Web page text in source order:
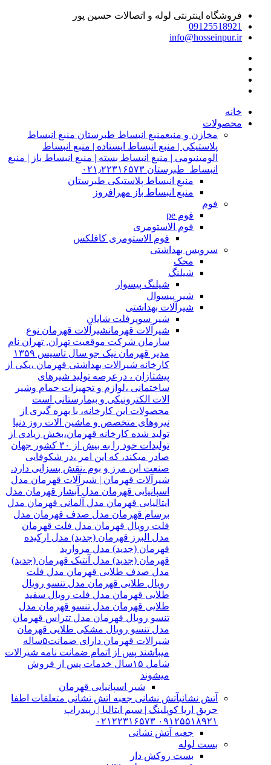
فروشگاه اینترنتی لوله و اتصالات حسین پور
09125518921
info@hosseinpur.ir
خانه
محصولات
مخازن و منبعمنبع انبساط طبرستان منبع انبساط
پلاستیکی | منبع انبساط ایستاده | منبع انبساط
الومینیومی | منبع انبساط بسته | منبع انبساط باز | منبع
انبساط طبرستان ۰۲۱٫۲۲۳۱۶۵۷۳
منبع انبساط پلاستیکی طبرستان
منبع انبساط باز مهرافروز
فوم
فوم pe
فوم الاستومری
فوم الاستومری کافلکس
سرویس بهداشتی
محک
شیلنگ
شیلنگ پیسوار
شیر پیسوال
شیرآلات بهداشتی
شیر سوپرفلت شایان
شیرآلات قهرمانشیرآلات قهرمان نوع
سازمان شرکت موقعیت تهران, تهران نام
مدیر قهرمان نیک جو سال تاسیس ۱۳۵۹
کارخانه شیرالات بهداشتی قهرمان ،یکی از
پیشتازان ، درعرصه تولید شیرهای
ساختمانی ،لوازم و تجهیزات حمام وشیر
الات الکترونیکی و بیمارستانی است
محصولات این کارخانه، با بهره گیری از
نیروهای متخصص و ماشین الات روز دنیا
تولید شده کارخانه قهرمان،بخش زیادی از
تولیدات خود را به بیش از ۳۰ کشور جهان
صادر میکند، که این امر ،در شکوفایی
صنعت این مرز و بوم ،نقش بسزایی دارد.
شیرآلات قهرمان | شیرآلات قهرمان مدل
اسپانیایی قهرمان مدل آبشار قهرمان مدل
ایتالیایی قهرمان مدل آلمانی قهرمان مدل
برسام قهرمان مدل صدف قهرمان مدل
فلت رویال قهرمان مدل فلت قهرمان
مدل البرز قهرمان (جدید) مدل ارکیده
قهرمان (جدید) مدل مروارید
قهرمان (جدید) مدل آنتیک قهرمان (جدید)
مدل صدف طلایی قهرمان مدل فلت
رویال طلایی قهرمان مدل تنسو رویال
طلایی قهرمان مدل فلت رویال سفید
طلایی قهرمان مدل تنسو قهرمان مدل
تنسو رویال قهرمان مدل تتراس قهرمان
مدل تنسو رویال مشکی طلایی قهرمان
شیرالات قهرمان دارای ضمانت۵ساله
میباشند پس از اتمام ضمانت نامه شیرالات
شامل ۱۵سال خدمات پس از فروش
میشوند
شیر اسپانیایی قهرمان
آتش نشانیآتش نشانی جعبه اتش نشانی متعلقات اطفا
حریق اریا کوپلینگ | سیم ایتالیا | رپیدراپ
۰۹۱۲۵۵۱۸۹۲۱ ۰۲۱۲۲۳۱۶۵۷۳
جعبه آتش نشانی
بست لوله
بست روکش دار